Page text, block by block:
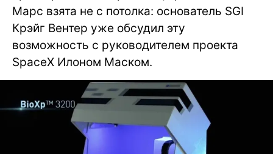
Марс взята не с потолка: основатель SGI
Крэйг Вентер уже обсудил эту
возможность с руководителем проекта
SpaceX Илоном Маском.